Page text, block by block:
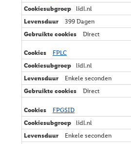
lidl.nl
399 Dagen
Direct
FPLC
lidl.nl
Enkele seconden
Direct
FPGSID
lidl.nl
Enkele seconden